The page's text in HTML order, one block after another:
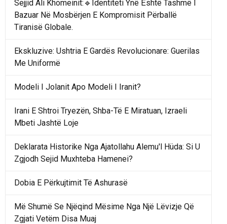
Sejjid Ali Khomeinit:🔹Identiteti Ynë Është Tashmë I
Bazuar Në Mosbërjen E Kompromisit Përballë
Tiranisë Globale.
Ekskluzive: Ushtria E Gardës Revolucionare: Guerilas
Me Uniformë
Modeli I Jolanit Apo Modeli I Iranit?
Irani E Shtroi Tryezën, Shba-Të E Miratuan, Izraeli
Mbeti Jashtë Loje
Deklarata Historike Nga Ajatollahu Alemu'l Hüda: Si U
Zgjodh Sejid Muxhteba Hamenei?
Dobia E Përkujtimit Të Ashurasë
Më Shumë Se Njëqind Mësime Nga Një Lëvizje Që
Zgjati Vetëm Disa Muaj